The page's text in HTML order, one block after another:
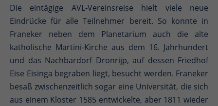
Die eintägige AVL-Vereinsreise hielt viele neue
Eindrücke für alle Teilnehmer bereit. So konnte in
Franeker neben dem Planetarium auch die alte
katholische Martini-Kirche aus dem 16. Jahrhundert
und das Nachbardorf Dronrijp, auf dessen Friedhof
Eise Eisinga begraben liegt, besucht werden. Franeker
besaß zwischenzeitlich sogar eine Universität, die sich
aus einem Kloster 1585 entwickelte, aber 1811 wieder